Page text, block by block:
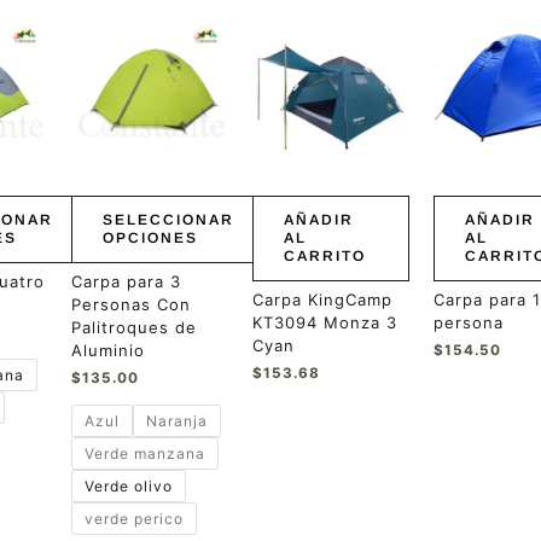
SELECCIONAR
OPCIONES
producto
tiene
múltiples
variantes.
pueden
elegir
en
la
página
de
producto
Carpa para 3
Personas Con
Palitroques de
Aluminio
$135.00
Azul
Naranja
Verde manzana
Verde olivo
verde perico
AÑADIR
AL
CARRITO
Carpa KingCamp
KT3094 Monza 3
Cyan
$153.68
AÑADIR
AL
Carpa para 1
persona
$154.50